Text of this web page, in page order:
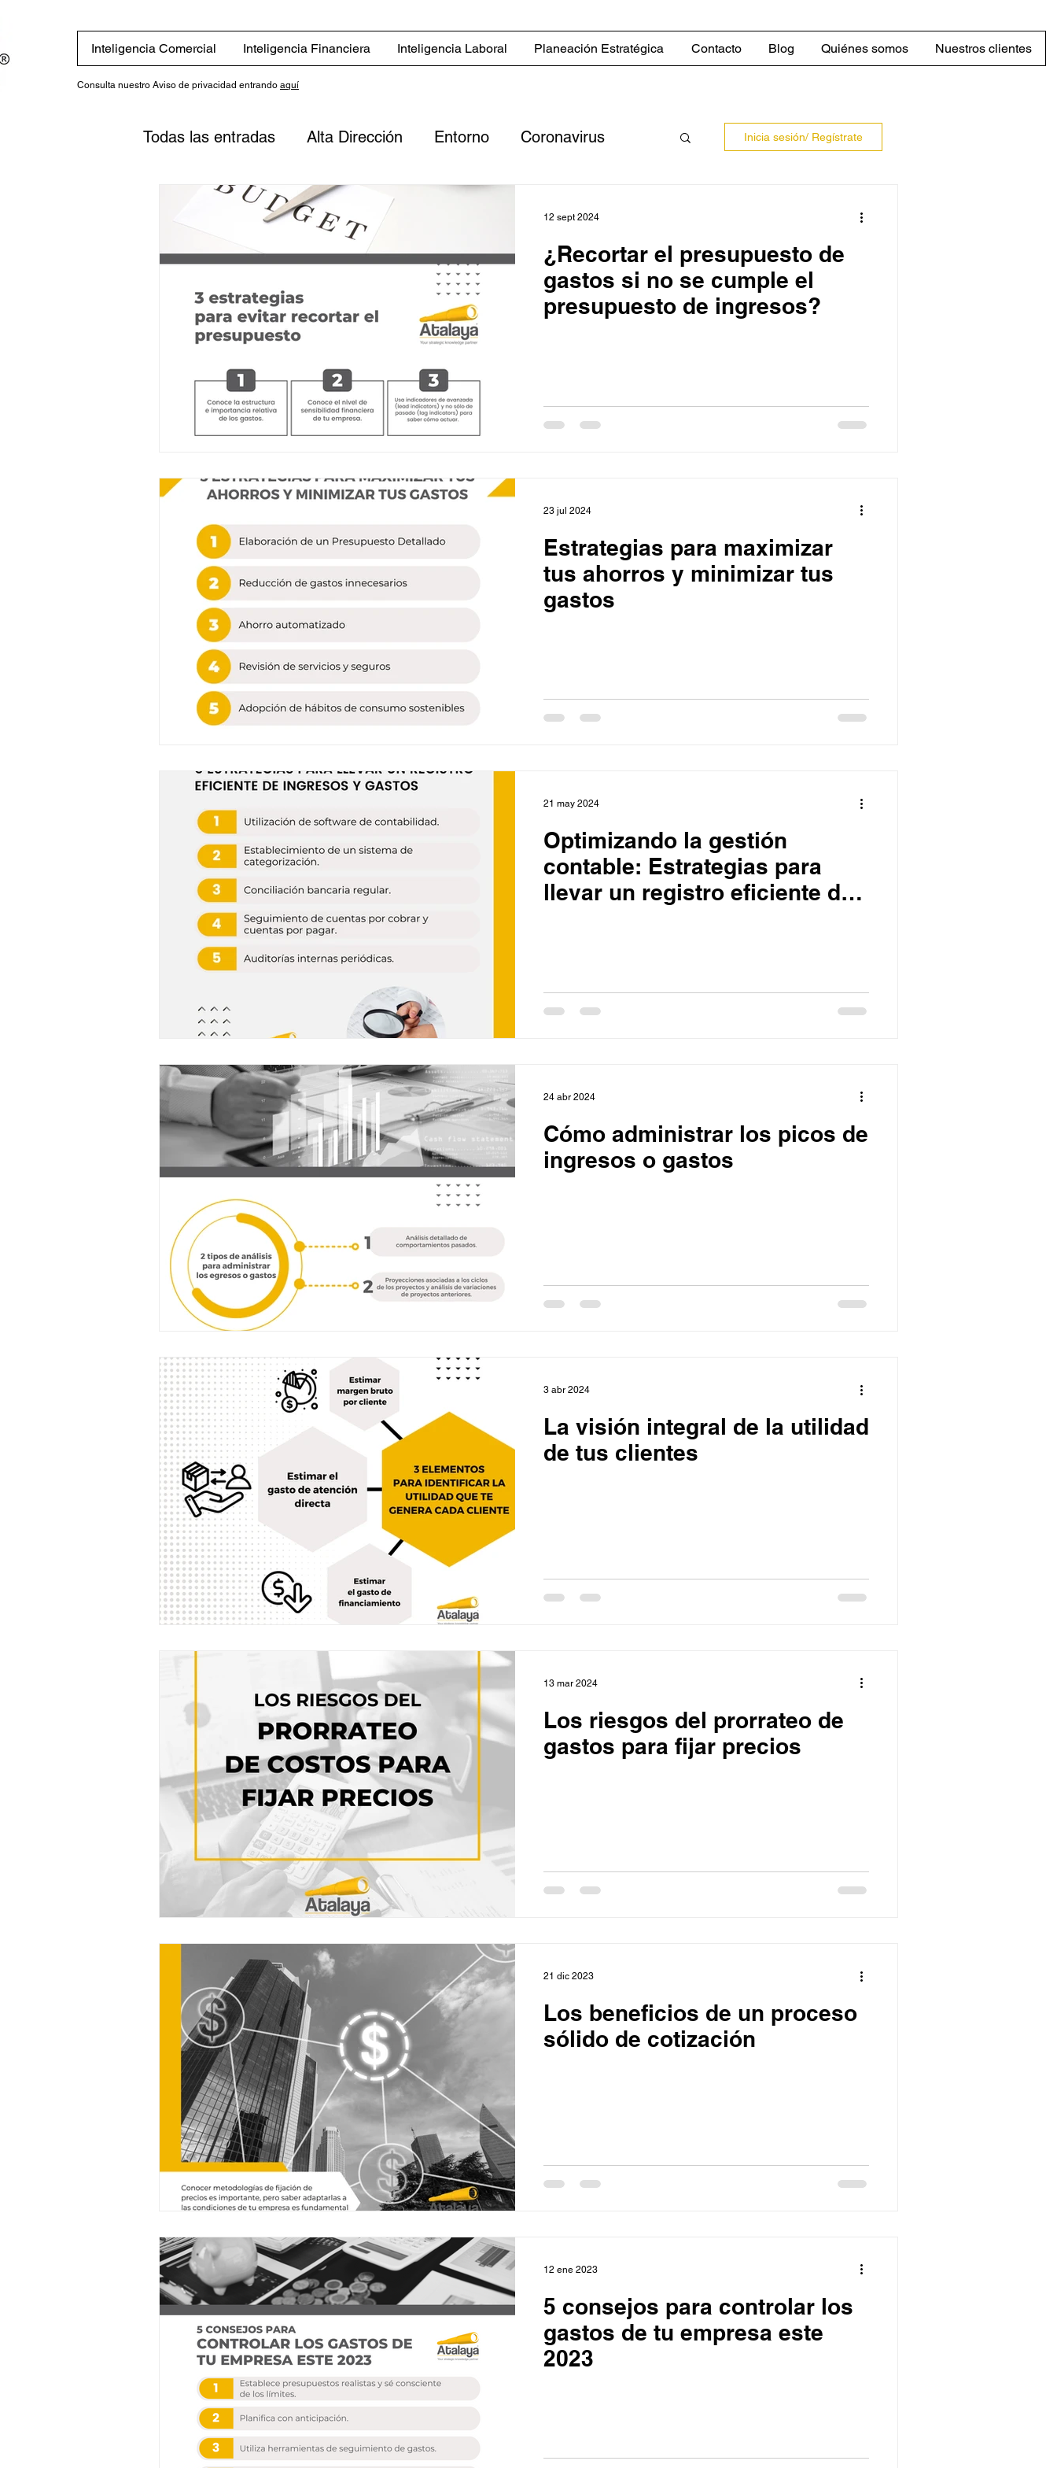
Inteligencia Comercial Inteligencia Financiera Inteligencia Laboral Planeación Estratégica Contacto Blog Quiénes somos Nuestros clientes
Consulta nuestro Aviso de privacidad entrando aquí
Todas las entradas Alta Dirección Entorno Coronavirus
Alta Dirección Columnas
Servicios Blog in English Estrategias comerciales
Finanzas Estrategias comerciales Sector inmobiliario
Clientes Mercado
FODA Ahorro
Oportunidades Amenazas Reforma de vacaciones
Presupuesto
Inicia sesión/ Regístrate
¿Recortar el presupuesto de
gastos si no se cumple el
presupuesto de ingresos?
12 sept 2024
Estrategias para maximizar
tus ahorros y minimizar tus
gastos
23 jul 2024
Optimizando la gestión
contable: Estrategias para
llevar un registro eficiente de
21 may 2024
Cómo administrar los picos de
ingresos o gastos
24 abr 2024
La visión integral de la utilidad
de tus clientes
3 abr 2024
Los riesgos del prorrateo de
gastos para fijar precios
13 mar 2024
Los beneficios de un proceso
sólido de cotización
21 dic 2023
5 consejos para controlar los
gastos de tu empresa este
2023
12 ene 2023